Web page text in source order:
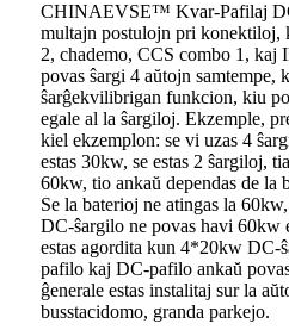
CHINAEVSE™️ Kvar-Pafilaj
multajn postulojn pri konektiloj,
2, chademo, CCS combo 1, kaj
povas ŝargi 4 aŭtojn samtempe,
ŝarĝekvilibrigan funkcion, kiu
egale al la ŝargiloj. Ekzemple,
kiel ekzemplon: se vi uzas 4
estas 30kw, se estas 2 ŝargiloj,
60kw, tio ankaŭ dependas de la
Se la baterioj ne atingas la
DC-ŝargilo ne povas havi
estas agordita kun 4*20kw
pafilo kaj DC-pafilo ankaŭ
ĝenerale estas instalitaj sur la
busstacidomo, granda parkejo.